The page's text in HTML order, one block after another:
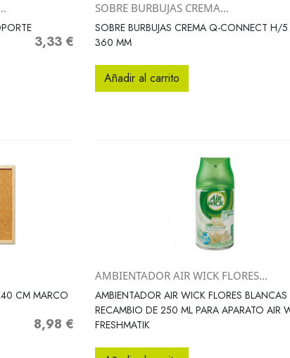
Precio
3,33 €
Vista rápida
SOBRE BURBUJAS CREMA...
SOBRE BURBUJAS CREMA Q-CONNECT H/
360 MM
Añadir al carrito
CM MARCO
Precio
8,98 €
 Vista rápida
AMBIENTADOR AIR WICK FLORES...
AMBIENTADOR AIR WICK FLORES BLANCAS
RECAMBIO DE 250 ML PARA APARATO AIR
FRESHMATIK